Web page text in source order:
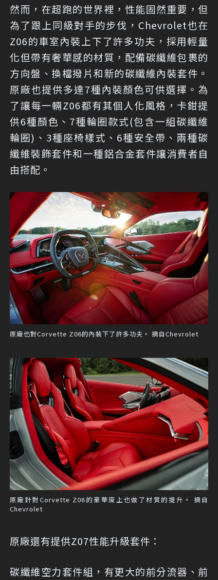
然而，在超跑的世界裡，性能固然重要，但
為了跟上同級對手的步伐，Chevrolet也在
Z06的車室內裝上下了許多功夫，採用輕量
化但帶有奢華感的材質，配備碳纖維包裹的
方向盤、換檔撥片和新的碳纖維內裝套件。
原廠也提供多達7種內裝顏色可供選擇。為
了讓每一輛Z06都有其個人化風格，卡鉗提
供6種顏色、7種輪圈款式(包含一組碳纖維
輪圈)、3種座椅樣式、6種安全帶、兩種碳
纖維裝飾套件和一種鋁合金套件讓消費者自
由搭配。
原廠也對Corvette Z06的內裝下了許多功夫。 摘自Chevrolet
原廠針對Corvette Z06的豪華度上也做了材質的提升。 摘自
Chevrolet
原廠還有提供Z07性能升級套件：
碳纖維空力套件組，有更大的前分流器、前